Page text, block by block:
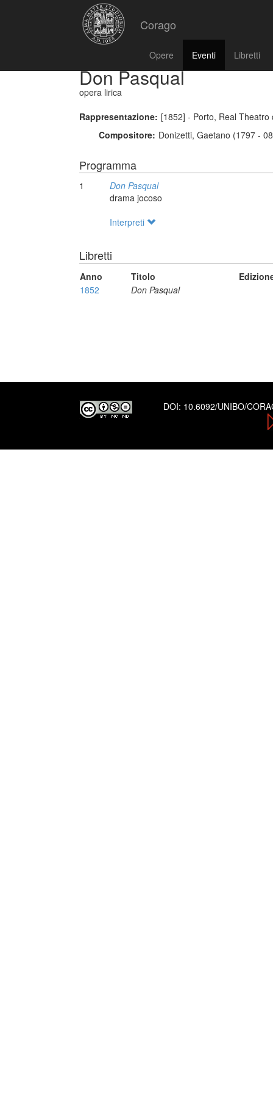
Corago
Opere Eventi Libretti
Don Pasqual
opera lirica
Rappresentazione: [1852] - Porto, Real Theatro
Compositore: Donizetti, Gaetano (1797 -
Programma
1
Don Pasqual
drama jocoso
Interpreti
Libretti
Anno Titolo
1852
Don Pasqual
DOI: 10.6092/UNIBO/